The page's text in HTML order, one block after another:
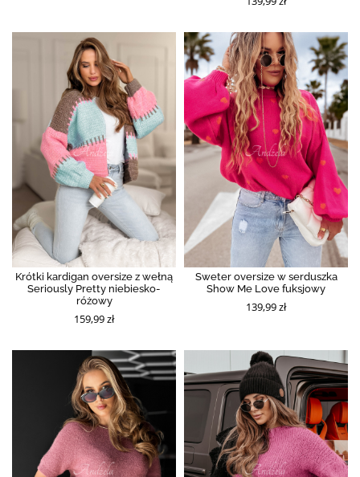
Krótki kardigan oversize z wełną
Seriously Pretty niebiesko-
różowy
159,99 zł
Sweter oversize w serduszka
Show Me Love fuksjowy
139,99 zł